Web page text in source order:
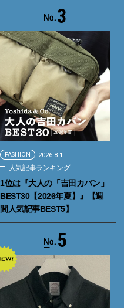
3
FASHION 2026.8.1
人気記事ランキング
1位は『大人の「吉田カバン」
BEST30【2026年夏】』【週
間人気記事BEST5】
5